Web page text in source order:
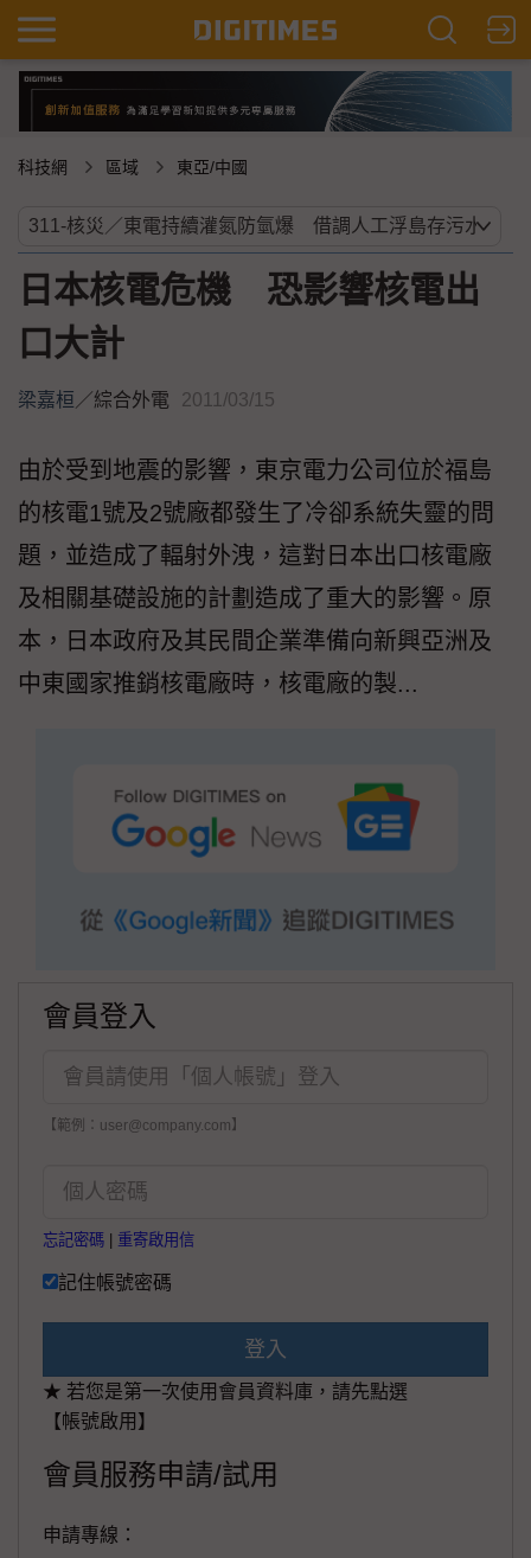
科技網 區域 東亞/中國
日本核電危機 恐影響核電出
口大計
梁嘉桓 ／綜合外電 2011/03/15
由於受到地震的影響，東京電力公司位於福島
的核電1號及2號廠都發生了冷卻系統失靈的問
題，並造成了輻射外洩，這對日本出口核電廠
及相關基礎設施的計劃造成了重大的影響。原
本，日本政府及其民間企業準備向新興亞洲及
中東國家推銷核電廠時，核電廠的製...
會員登入
【範例：user@company.com】
忘記密碼 重寄啟用信
記住帳號密碼
登入
★ 若您是第一次使用會員資料庫，請先點選
【帳號啟用】
會員服務申請/試用
申請專線：